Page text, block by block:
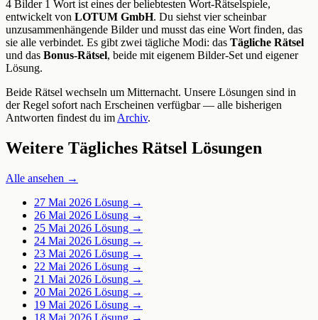
4 Bilder 1 Wort ist eines der beliebtesten Wort-Rätselspiele,
entwickelt von LOTUM GmbH. Du siehst vier scheinbar
unzusammenhängende Bilder und musst das eine Wort finden, das
sie alle verbindet. Es gibt zwei tägliche Modi: das Tägliche Rätsel
und das Bonus-Rätsel, beide mit eigenem Bilder-Set und eigener
Lösung.
Beide Rätsel wechseln um Mitternacht. Unsere Lösungen sind in
der Regel sofort nach Erscheinen verfügbar — alle bisherigen
Antworten findest du im Archiv.
Weitere Tägliches Rätsel Lösungen
Alle ansehen →
27 Mai 2026 Lösung →
26 Mai 2026 Lösung →
25 Mai 2026 Lösung →
24 Mai 2026 Lösung →
23 Mai 2026 Lösung →
22 Mai 2026 Lösung →
21 Mai 2026 Lösung →
20 Mai 2026 Lösung →
19 Mai 2026 Lösung →
18 Mai 2026 Lösung →